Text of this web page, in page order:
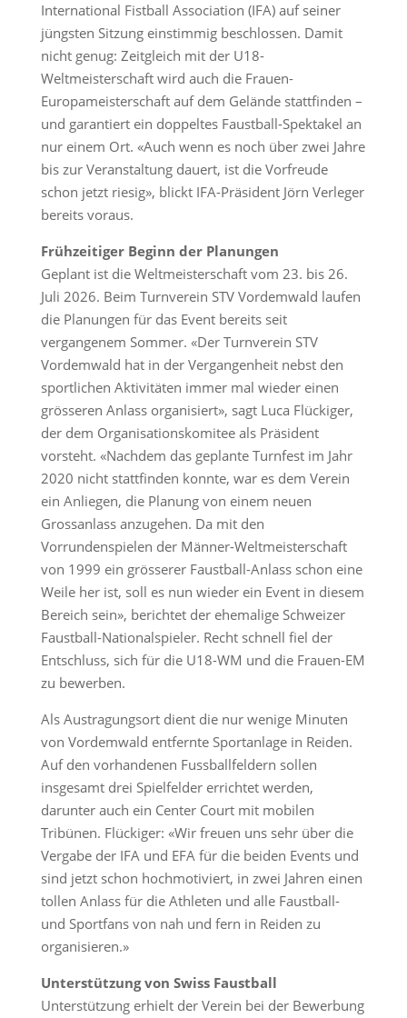
International Fistball Association (IFA) auf seiner
jüngsten Sitzung einstimmig beschlossen. Damit
nicht genug: Zeitgleich mit der U18-
Weltmeisterschaft wird auch die Frauen-
Europameisterschaft auf dem Gelände stattfinden –
und garantiert ein doppeltes Faustball-Spektakel an
nur einem Ort. «Auch wenn es noch über zwei Jahre
bis zur Veranstaltung dauert, ist die Vorfreude
schon jetzt riesig», blickt IFA-Präsident Jörn Verleger
bereits voraus.
Frühzeitiger Beginn der Planungen
Geplant ist die Weltmeisterschaft vom 23. bis 26.
Juli 2026. Beim Turnverein STV Vordemwald laufen
die Planungen für das Event bereits seit
vergangenem Sommer. «Der Turnverein STV
Vordemwald hat in der Vergangenheit nebst den
sportlichen Aktivitäten immer mal wieder einen
grösseren Anlass organisiert», sagt Luca Flückiger,
der dem Organisationskomitee als Präsident
vorsteht. «Nachdem das geplante Turnfest im Jahr
2020 nicht stattfinden konnte, war es dem Verein
ein Anliegen, die Planung von einem neuen
Grossanlass anzugehen. Da mit den
Vorrundenspielen der Männer-Weltmeisterschaft
von 1999 ein grösserer Faustball-Anlass schon eine
Weile her ist, soll es nun wieder ein Event in diesem
Bereich sein», berichtet der ehemalige Schweizer
Faustball-Nationalspieler. Recht schnell fiel der
Entschluss, sich für die U18-WM und die Frauen-EM
zu bewerben.
Als Austragungsort dient die nur wenige Minuten
von Vordemwald entfernte Sportanlage in Reiden.
Auf den vorhandenen Fussballfeldern sollen
insgesamt drei Spielfelder errichtet werden,
darunter auch ein Center Court mit mobilen
Tribünen. Flückiger: «Wir freuen uns sehr über die
Vergabe der IFA und EFA für die beiden Events und
sind jetzt schon hochmotiviert, in zwei Jahren einen
tollen Anlass für die Athleten und alle Faustball-
und Sportfans von nah und fern in Reiden zu
organisieren.»
Unterstützung von Swiss Faustball
Unterstützung erhielt der Verein bei der Bewerbung